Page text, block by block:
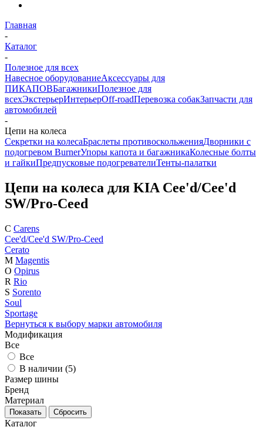
Главная
-
Каталог
-
Полезное для всех
Навесное оборудованиеАксессуары для
ПИКАПОВБагажникиПолезное для
всехЭкстерьерИнтерьерOff-roadПеревозка собакЗапчасти для
автомобилей
-
Цепи на колеса
Секретки на колесаБраслеты противоскольженияДворники с
подогревом BurnerУпоры капота и багажникаКолесные болты
и гайкиПредпусковые подогревателиТенты-палатки
Цепи на колеса для KIA Cee'd/Cee'd
SW/Pro-Ceed
C Carens
Cee'd/Cee'd SW/Pro-Ceed
Cerato
M Magentis
O Opirus
R Rio
S Sorento
Soul
Sportage
Вернуться к выбору марки автомобиля
Модификация
Все
Все
В наличии (5)
Размер шины
Бренд
Материал
Каталог